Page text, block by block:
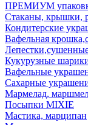
ПРЕМИУМ
Стаканы, крышки,
Кондитерские
Вафельная
Кукурузные
Вафельные
Сахарные
Мармелад,
Посыпки MIXIE
Мастика, марципан